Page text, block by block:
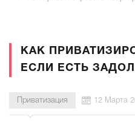
КАК
ЕСЛИ ЕСТЬ
Приватизация 12 Марта